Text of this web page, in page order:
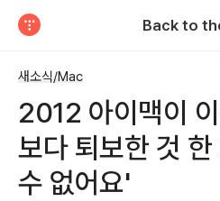
Back to
새소식/Mac
2012 아이맥이
보다 퇴보한 것
수 없어요'